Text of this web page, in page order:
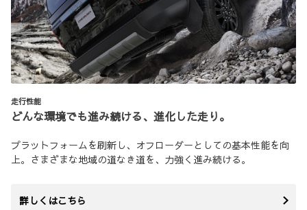
走行性能
どんな環境でも進み続ける、進化した走り。
プラットフォームを刷新し、オフローダーとしての基本性能を向
上。さまざまな地域の道なき道を、力強く進み続ける。
詳しくはこちら